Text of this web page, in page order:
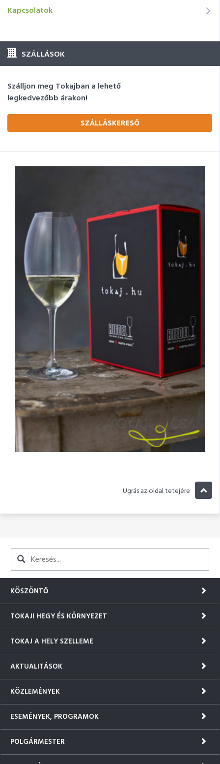
Kapcsolatok
SZÁLLÁSOK
Szálljon meg Tokajban a lehető
legkedvezőbb árakon!
SZÁLLÁSKERESŐ
Ugrás az oldal tetejére
KÖSZÖNTŐ
TOKAJI HEGY ÉS KÖRNYEZET
TOKAJ A HELY SZELLEME
AKTUALITÁSOK
KÖZLEMÉNYEK
ESEMÉNYEK, PROGRAMOK
POLGÁRMESTER